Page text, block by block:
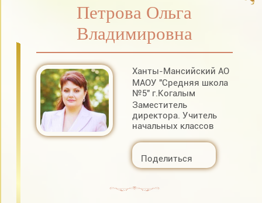
Петрова Ольга
Владимировна
Ханты-Мансийский АО
МАОУ "Средняя школа
№5" г.Когалым
Заместитель
директора. Учитель
начальных классов
Поделиться